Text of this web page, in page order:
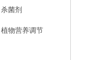
杀菌剂
植物营养调节